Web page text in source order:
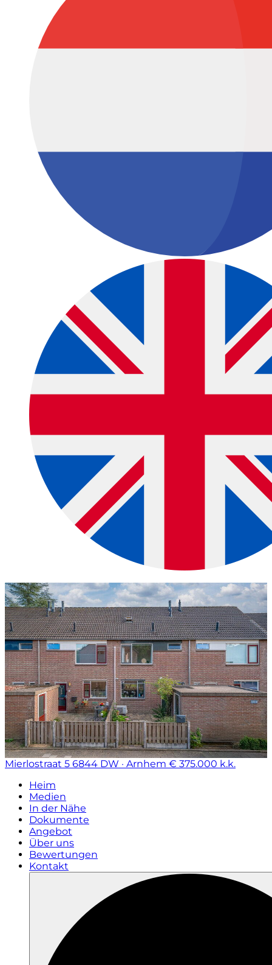
Mierlostraat 5 6844 DW · Arnhem € 375.000 k.k.
Heim
Medien
In der Nähe
Dokumente
Angebot
Über uns
Bewertungen
Kontakt